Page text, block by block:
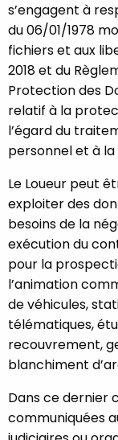
s’engagent à
du 06/01/1978
fichiers et aux
2018 et du
Protection des
relatif à la
l’égard du
personnel et à
Le Loueur peut
exploiter des
besoins de la
exécution du
pour la
l’animation
de véhicules,
télématiques,
recouvrement,
blanchiment
Dans ce dernier
communiquées